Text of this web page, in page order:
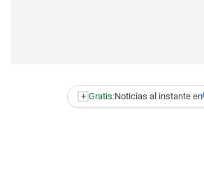
+ Gratis:Noticias al instante en